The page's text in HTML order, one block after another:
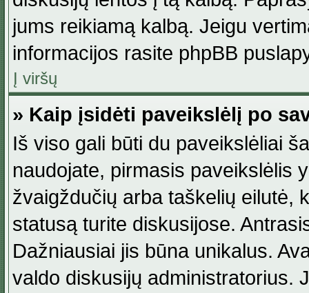
jums reikiamą kalbą. Jeigu
informacijos rasite phpBB
Į viršų
» Kaip įsidėti paveikslėlį po
Iš viso gali būti du paveikslėliai
naudojate, pirmasis paveikslėlis
žvaigždučių arba taškelių eilutė,
statusą turite diskusijose.
Dažniausiai jis būna unikalus.
valdo diskusijų administratorius.